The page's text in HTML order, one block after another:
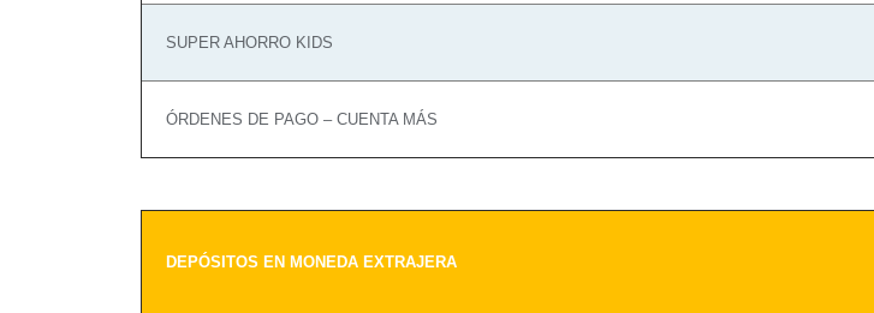
SUPER AHORRO KIDS
ÓRDENES DE PAGO – CUENTA MÁS
DEPÓSITOS EN MONEDA EXTRAJERA